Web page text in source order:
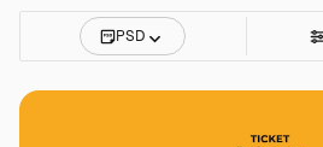
PSD